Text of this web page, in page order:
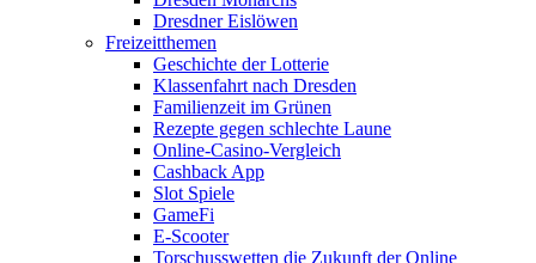
Dresdner Eislöwen
Freizeitthemen
Geschichte der Lotterie
Klassenfahrt nach Dresden
Familienzeit im Grünen
Rezepte gegen schlechte Laune
Online-Casino-Vergleich
Cashback App
Slot Spiele
GameFi
E-Scooter
Torschusswetten die Zukunft der Online